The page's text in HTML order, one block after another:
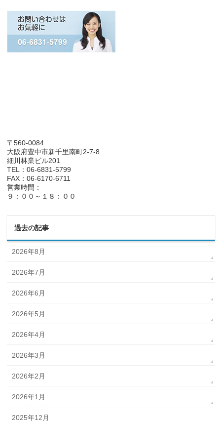
〒560-0084
大阪府豊中市新千里南町2-7-8
細川林業ビル201
TEL：06-6831-5799
FAX：06-6170-6711
営業時間：
９：００～１８：００
過去の記事
2026年8月
2026年7月
2026年6月
2026年5月
2026年4月
2026年3月
2026年2月
2026年1月
2025年12月